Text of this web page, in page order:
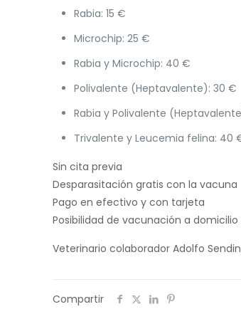
Rabia: 15 €
Microchip: 25 €
Rabia y Microchip: 40 €
Polivalente (Heptavalente): 30 €
Rabia y Polivalente
Trivalente y Leucemia felina: 40
Sin cita previa
Desparasitación gratis con la vacuna
Pago en efectivo y con tarjeta
Posibilidad de vacunación a
Veterinario colaborador Adolfo
Compartir